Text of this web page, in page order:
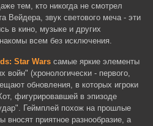
тем, кто никогда не смотрел
Вейдера, звук светового меча - эти
в кино, музыке и других
всем без исключения.
Star Wars самые яркие элементы
войн" (хронологически - первого,
обновления, в которых игроки
фигурировавшей в эпизоде
Геймплей похож на прошлые
вносят приятное разнообразие, а